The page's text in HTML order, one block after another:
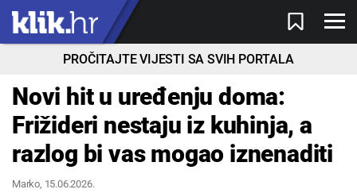
PROČITAJTE VIJESTI SA SVIH PORTALA
Novi hit u uređenju doma:
Frižideri nestaju iz kuhinja, a
razlog bi vas mogao iznenaditi
Marko, 15.06.2026.